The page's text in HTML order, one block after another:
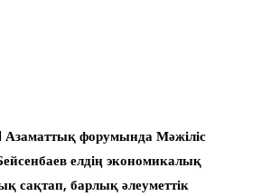
Азаматтық форумында Мәжіліс
елдің экономикалық
сақтап, барлық әлеуметтік